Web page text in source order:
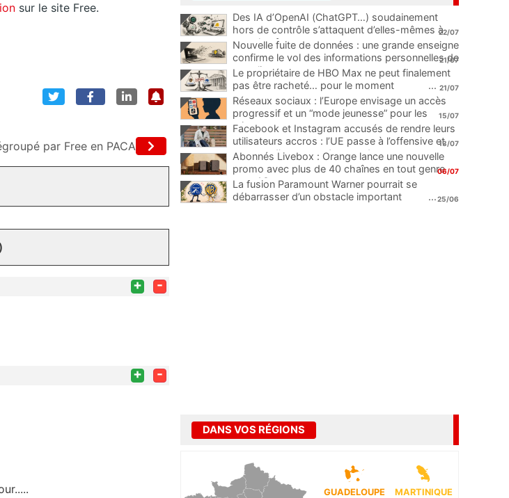
sur le site Free.
par Free en PACA
+ -
+ -
Des IA d’OpenAI (ChatGPT…) soudainement
hors de contrôle s’attaquent d’elles-mêmes à
une plateforme
...
22/07
Nouvelle fuite de données : une grande enseigne
confirme le vol des informations personnelles de
ses clients
...
21/07
Le propriétaire de HBO Max ne peut finalement
pas être racheté… pour le moment
... 21/07
Réseaux sociaux : l’Europe envisage un accès
progressif et un “mode jeunesse” pour les
mineurs
...
15/07
Facebook et Instagram accusés de rendre leurs
utilisateurs accros : l’UE passe à l’offensive et
menace d’une amende record
...
13/07
Abonnés Livebox : Orange lance une nouvelle
promo avec plus de 40 chaînes en tout genre
pour 1€
06/07
La fusion Paramount Warner pourrait se
débarrasser d’un obstacle important
...25/06
DANS VOS RÉGIONS
GUADELOUPE MARTINIQUE